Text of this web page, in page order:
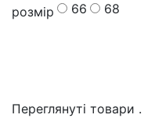
розмір 66 68
Переглянуті товари .